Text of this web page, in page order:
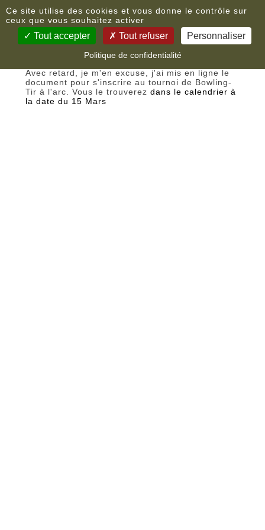
Nouvelles
Avec retard, je m'en excuse, j'ai mis en ligne le
document pour s'inscrire au tournoi de Bowling-
Tir à l'arc. Vous le trouverez dans le calendrier à
la date du 15 Mars
Ce site utilise des cookies et vous donne le contrôle sur
ceux que vous souhaitez activer
Tout accepter Tout refuser Personnaliser
Politique de confidentialité